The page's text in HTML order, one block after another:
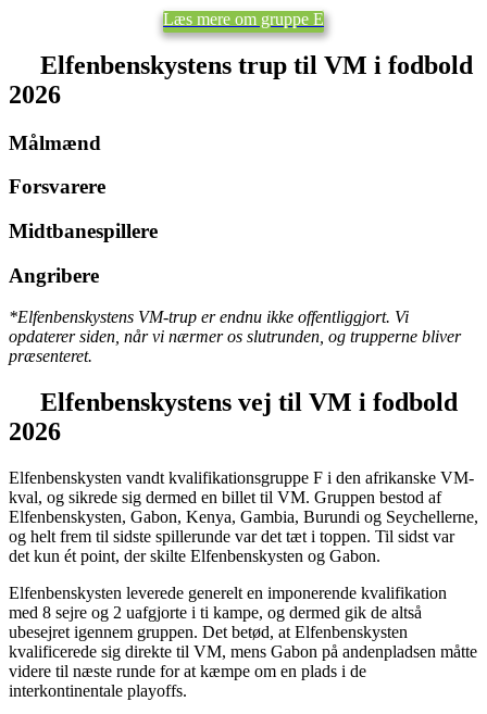
Læs mere om gruppe E
Elfenbenskystens trup til VM i fodbold
2026
Målmænd
Forsvarere
Midtbanespillere
Angribere
*Elfenbenskystens VM-trup er endnu ikke offentliggjort. Vi
opdaterer siden, når vi nærmer os slutrunden, og trupperne bliver
præsenteret.
Elfenbenskystens vej til VM i fodbold
2026
Elfenbenskysten vandt kvalifikationsgruppe F i den afrikanske VM-
kval, og sikrede sig dermed en billet til VM. Gruppen bestod af
Elfenbenskysten, Gabon, Kenya, Gambia, Burundi og Seychellerne,
og helt frem til sidste spillerunde var det tæt i toppen. Til sidst var
det kun ét point, der skilte Elfenbenskysten og Gabon.
Elfenbenskysten leverede generelt en imponerende kvalifikation
med 8 sejre og 2 uafgjorte i ti kampe, og dermed gik de altså
ubesejret igennem gruppen. Det betød, at Elfenbenskysten
kvalificerede sig direkte til VM, mens Gabon på andenpladsen måtte
videre til næste runde for at kæmpe om en plads i de
interkontinentale playoffs.